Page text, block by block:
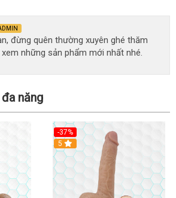
đừng quên thường xuyên ghé thăm
những sản phẩm mới nhất nhé.
năng
-37%
5